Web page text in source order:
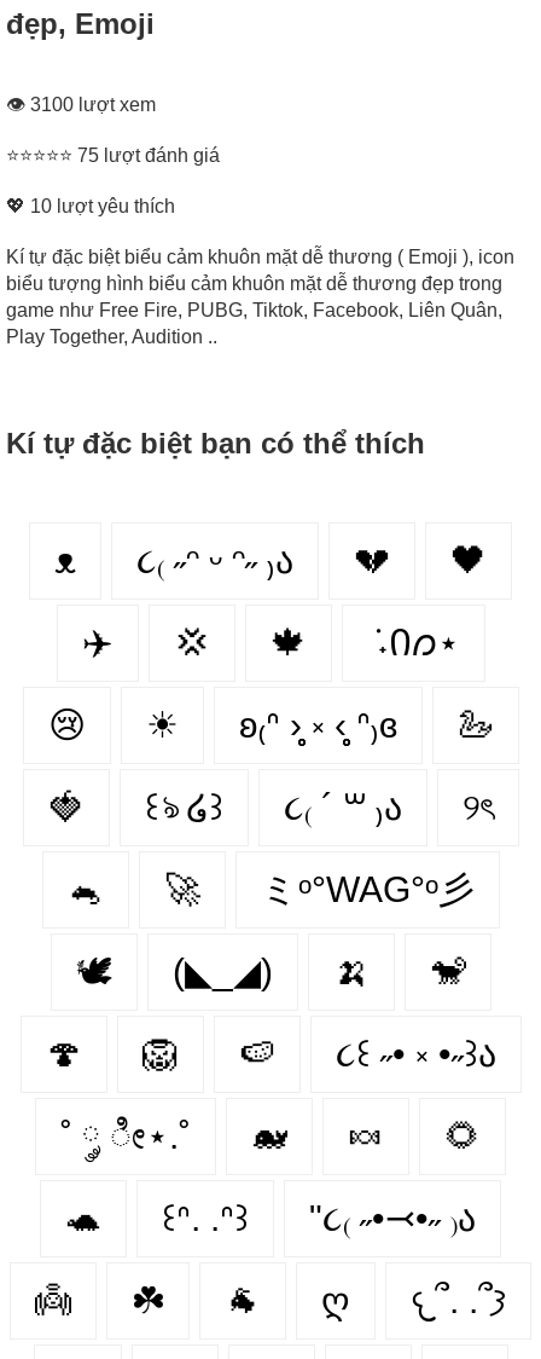
đẹp, Emoji
👁 3100 lượt xem
⭐⭐⭐⭐⭐ 75 lượt đánh giá
💖 10 lượt yêu thích
Kí tự đặc biệt biểu cảm khuôn mặt dễ thương ( Emoji ), icon
biểu tượng hình biểu cảm khuôn mặt dễ thương đẹp trong
game như Free Fire, PUBG, Tiktok, Facebook, Liên Quân,
Play Together, Audition ..
Kí tự đặc biệt bạn có thể thích
ᴥ ૮₍ ˶ᵔ ᵕ ᵔ˶ ₎ა 💔 🖤
✈️ 💢 🍁 ݁ ˖Ი𐑼⋆
😢 ☀ ʚ₍ᐢ ›̥̥̥ ༝ ‹̥̥̥ ᐢ₎ɞ 🦢
🍓 ꒰ঌ ໒꒱ ૮₍ ´ ꒳ ₎ა ୨ৎ
🐁 🚀 ミᵒ°WAG°ᵒ彡
🕊️ (◣_◢) 🍌 🐒
🍄 🦁 🍉 ૮꒰ ˶• ༝ •˶꒱ა
˚ ༘ ೀ⋆.˚ 🐋 🍬 🌻
🐢 ꒰ᐢ. .ᐢ꒱ "૮₍ ˶•⤙•˶ ₎ა
👼 ☘️ 🐐 ღ 𐔌՞. .՞𐦯